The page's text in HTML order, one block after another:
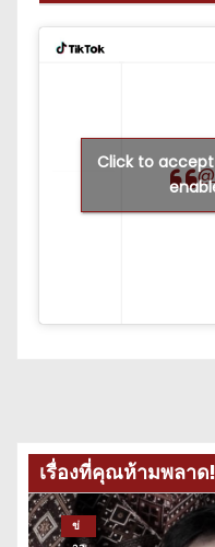
Click to
เรื่องที่คุณห้ามพลาด!
ข่